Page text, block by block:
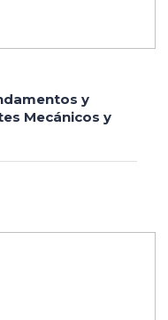
y
Mecánicos y